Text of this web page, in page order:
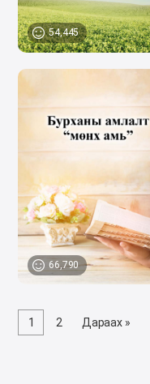
54,445
66,790
1 2 Дараах »